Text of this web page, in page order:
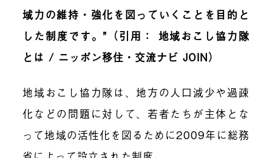
域力の維持・強化を図っていくことを目的と
した制度です。”（引用： 地域おこし協力隊
とは / ニッポン移住・交流ナビ JOIN）
地域おこし協力隊は、地方の人口減少や過疎
化などの問題に対して、若者たちが主体とな
って地域の活性化を図るために2009年に総務